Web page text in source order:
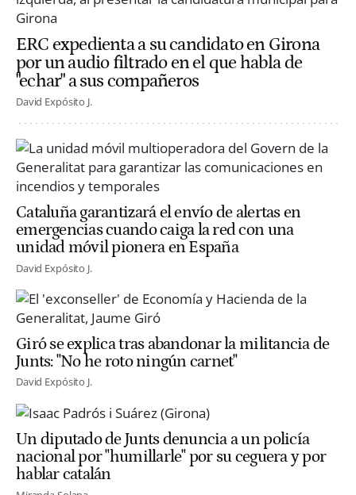
ERC expedienta a su candidato en Girona
por un audio filtrado en el que habla de
"echar" a sus compañeros
David Expósito J.
Cataluña garantizará el envío de alertas en
emergencias cuando caiga la red con una
unidad móvil pionera en España
David Expósito J.
Giró se explica tras abandonar la militancia de
Junts: "No he roto ningún carnet"
David Expósito J.
Un diputado de Junts denuncia a un policía
nacional por "humillarle" por su ceguera y por
hablar catalán